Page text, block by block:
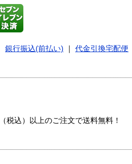
銀行振込(前払い) 代金引換宅配便
税込）以上のご注文で送料無料！